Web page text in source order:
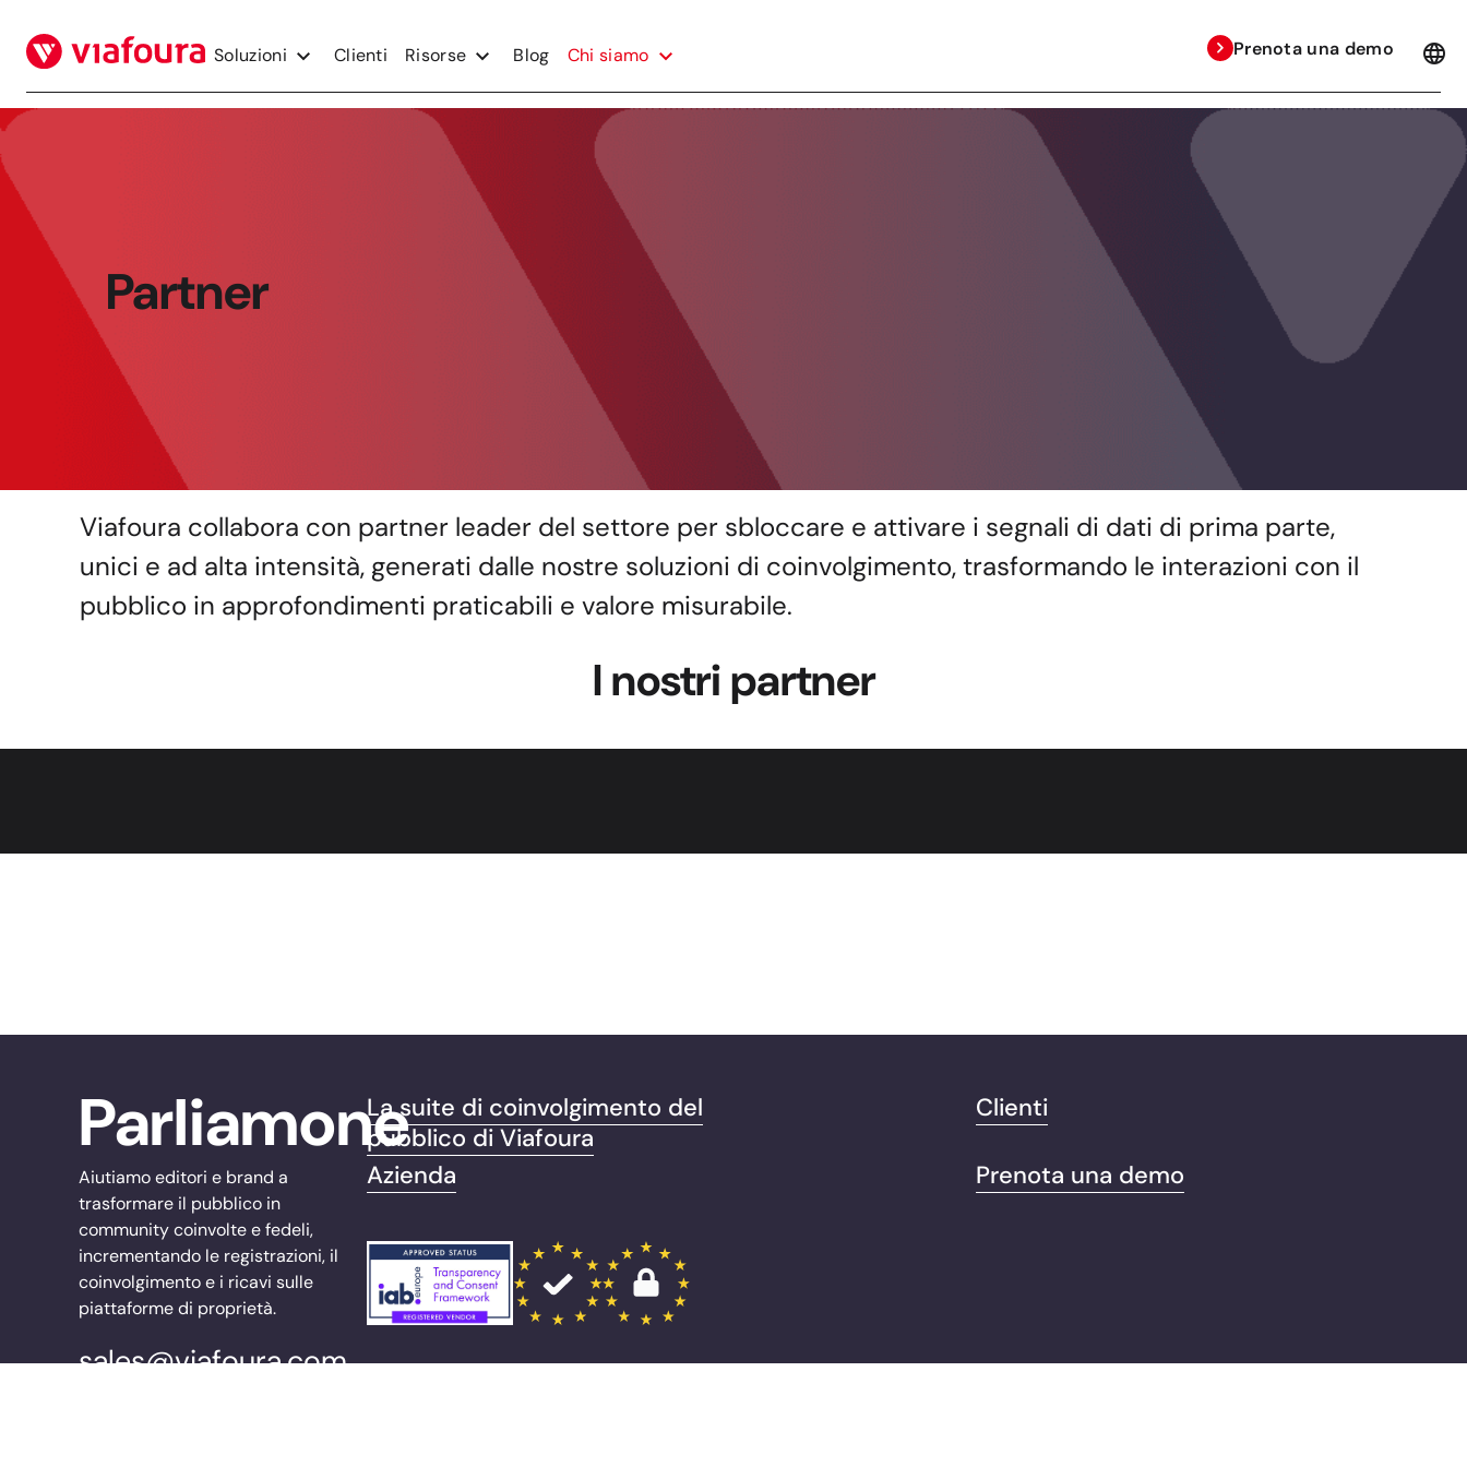
contenuto
Soluzioni Clienti Risorse Blog Chi siamo Prenota una demo
Partner
Viafoura collabora con partner leader del settore per sbloccare e attivare i segnali di dati di prima parte,
unici e ad alta intensità, generati dalle nostre soluzioni di coinvolgimento, trasformando le interazioni con il
pubblico in approfondimenti praticabili e valore misurabile.
I nostri partner
Parliamone
Aiutiamo editori e brand a
trasformare il pubblico in
community coinvolte e fedeli,
incrementando le registrazioni, il
coinvolgimento e i ricavi sulle
piattaforme di proprietà.
sales@viafoura.com
La suite di coinvolgimento del
pubblico di Viafoura
Clienti
Azienda Prenota una demo